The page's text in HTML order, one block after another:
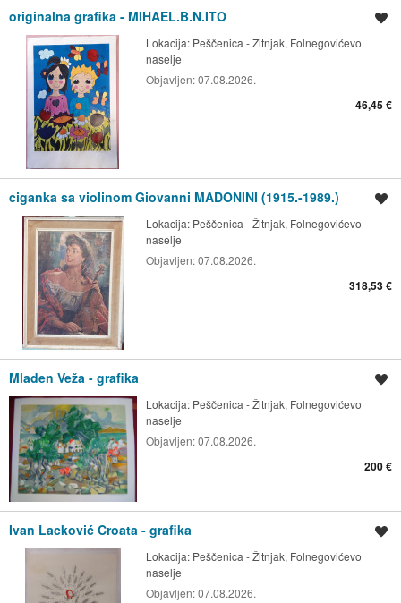
originalna grafika - MIHAEL.B.N.ITO
Lokacija: Peščenica - Žitnjak, Folnegovićevo
naselje
Objavljen:07.08.2026.
46,45 €
ciganka sa violinom Giovanni MADONINI (1915.-1989.)
Lokacija: Peščenica - Žitnjak, Folnegovićevo
naselje
Objavljen:07.08.2026.
318,53 €
Mladen Veža - grafika
Lokacija: Peščenica - Žitnjak, Folnegovićevo
naselje
Objavljen:07.08.2026.
200 €
Ivan Lacković Croata - grafika
Lokacija: Peščenica - Žitnjak, Folnegovićevo
naselje
Objavljen:07.08.2026.